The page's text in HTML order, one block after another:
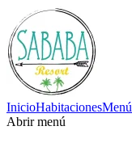
InicioHabitacionesMenú
Abrir menú